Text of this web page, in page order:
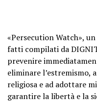
«Persecution Watch»,
fatti compilati da
prevenire
eliminare l’estremismo,
religiosa e ad adottare
garantire la libertà e la